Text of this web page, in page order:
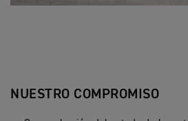
NUESTRO COMPROMISO